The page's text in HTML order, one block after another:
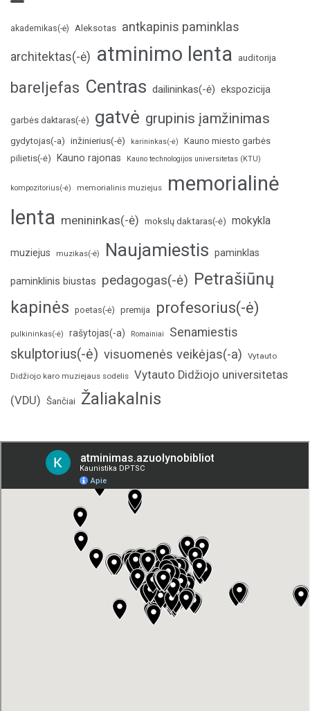
akademikas(-ė) Aleksotas antkapinis paminklas
architektas(-ė) atminimo lenta auditorija
bareljefas Centras dailininkas(-ė) ekspozicija
garbės daktaras(-ė) gatvė grupinis įamžinimas
gydytojas(-a) inžinierius(-ė) karininkas(-ė)
Kauno miesto garbės
pilietis(-ė)
Kauno rajonas Kauno technologijos universitetas (KTU)
kompozitorius(-ė) memorialinis muziejus
memorialinė
lenta menininkas(-ė) mokslų daktaras(-ė) mokykla
muziejus muzikas(-ė) Naujamiestis paminklas
paminklinis biustas pedagogas(-ė) Petrašiūnų
kapinės poetas(-ė) premija profesorius(-ė)
pulkininkas(-ė) rašytojas(-a) Romainiai Senamiestis
skulptorius(-ė) visuomenės veikėjas(-a) Vytauto
Didžiojo karo muziejaus sodelis Vytauto Didžiojo universitetas
(VDU) Šančiai Žaliakalnis